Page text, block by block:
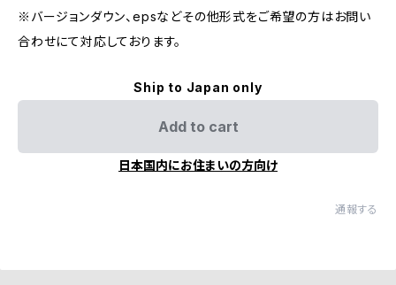
※バージョンダウン、epsなどその他形式をご希望の方はお問い
合わせにて対応しております。
Ship to Japan only
Add to cart
日本国内にお住まいの方向け
通報する